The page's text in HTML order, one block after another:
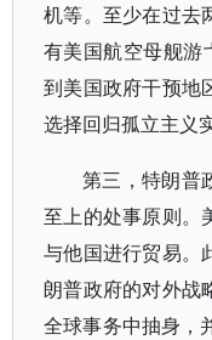
机等。至少在过去
有美国航空母舰游
到美国政府干预地
选择回归孤立主义
第三，特朗普
至上的处事原则。
与他国进行贸易。
朗普政府的对外战
全球事务中抽身，